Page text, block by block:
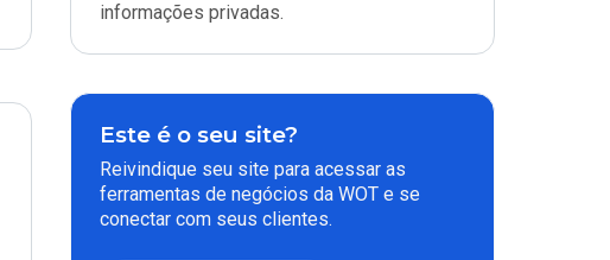
informações privadas.
Este é o seu site?
Reivindique seu site para acessar as
ferramentas de negócios da WOT e se
conectar com seus clientes.